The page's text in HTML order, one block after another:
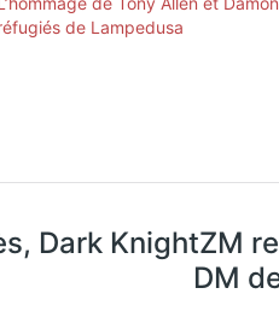
de Lampedusa
Dark KnightZM
DM